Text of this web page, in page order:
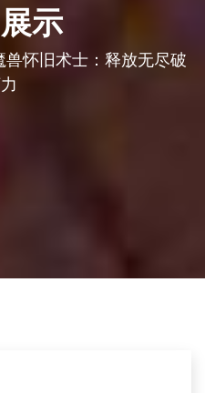
示
兽怀旧术士：释放无尽破